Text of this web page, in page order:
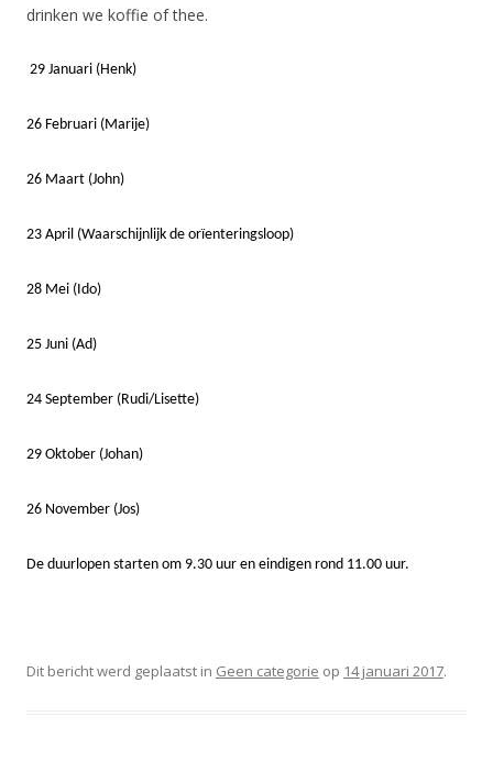
drinken we koffie of thee.
29 Januari (Henk)
26 Februari (Marije)
26 Maart (John)
23 April (Waarschijnlijk de orïenteringsloop)
28 Mei (Ido)
25 Juni (Ad)
24 September (Rudi/Lisette)
29 Oktober (Johan)
26 November (Jos)
De duurlopen starten om 9.30 uur en eindigen rond 11.00 uur.
Dit bericht werd geplaatst in Geen categorie op 14 januari 2017.